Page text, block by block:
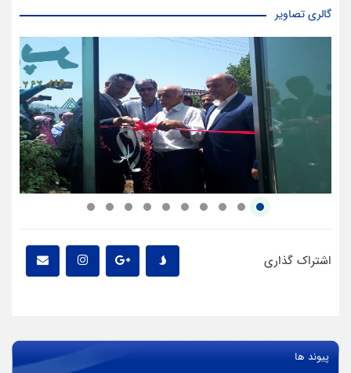
گالری تصاویر
اشتراک گذاری
پیوند ها